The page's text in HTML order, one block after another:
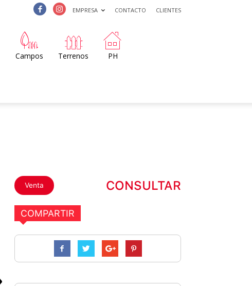
EMPRESA CONTACTO CLIENTES
Campos Terrenos PH
Venta CONSULTAR
COMPARTIR